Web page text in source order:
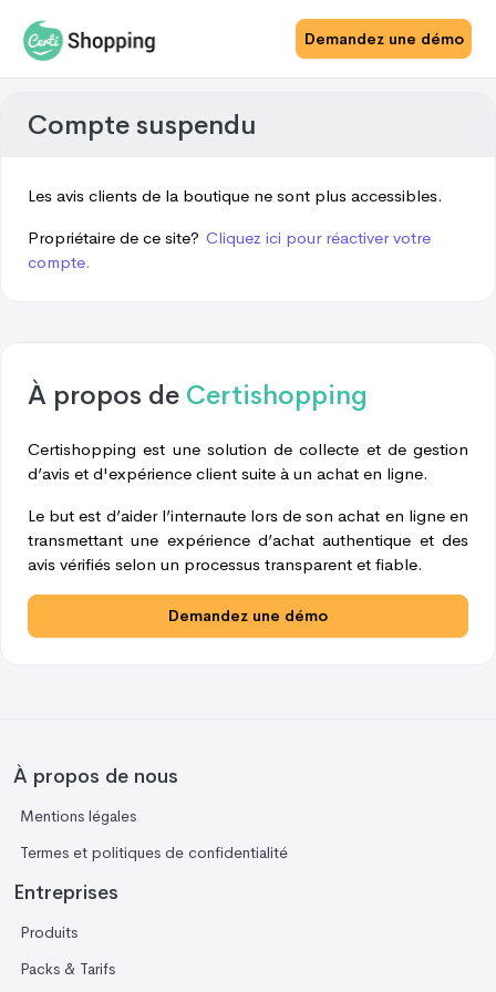
Demandez une démo
Compte suspendu
Les avis clients de la boutique ne sont plus accessibles.
Propriétaire de ce site? Cliquez ici pour réactiver votre
compte.
À propos de Certishopping
Certishopping est une solution de collecte et de gestion
d’avis et d'expérience client suite à un achat en ligne.
Le but est d’aider l’internaute lors de son achat en ligne en
transmettant une expérience d’achat authentique et des
avis vérifiés selon un processus transparent et fiable.
Demandez une démo
À propos de nous
Mentions légales
Termes et politiques de confidentialité
Entreprises
Produits
Packs & Tarifs